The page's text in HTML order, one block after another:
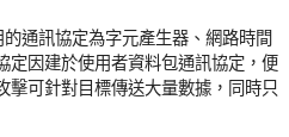
通訊協定為字元產生器、網路時間
定因建於使用者資料包通訊協定，便
擊可針對目標傳送大量數據，同時只